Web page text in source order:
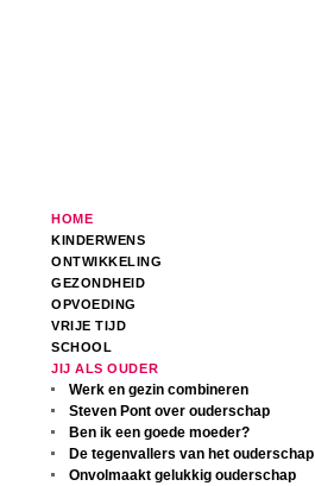
HOME
KINDERWENS
ONTWIKKELING
GEZONDHEID
OPVOEDING
VRIJE TIJD
SCHOOL
JIJ ALS OUDER
Werk en gezin combineren
Steven Pont over ouderschap
Ben ik een goede moeder?
De tegenvallers van het ouderschap
Onvolmaakt gelukkig ouderschap